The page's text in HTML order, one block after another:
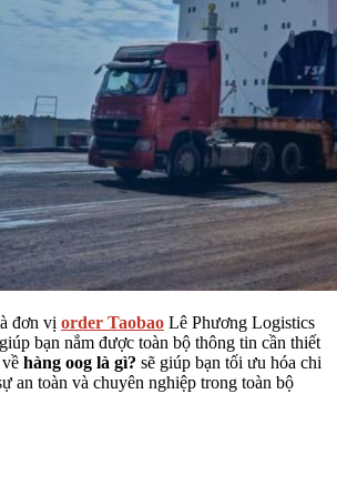
đơn vị order Taobao Lê Phương Logistics
bạn nắm được toàn bộ thông tin cần thiết
hàng oog là gì? sẽ giúp bạn tối ưu hóa chi
an toàn và chuyên nghiệp trong toàn bộ